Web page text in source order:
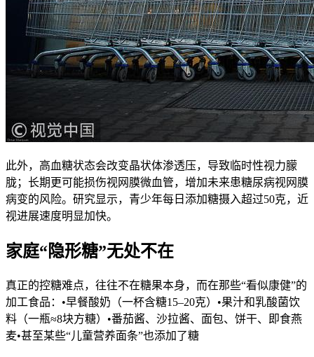
此外，高血糖状态会改变晶状体渗透压，导致临时性视力朦
胧；长期更可能损伤视网膜微血管，增加未来患糖尿病视网膜
病变的风险。研究显示，青少年每日添加糖摄入超过50克，近
视进展速度明显加快。
家庭“隐形糖”无处不在
真正的控糖难点，往往不在糖果本身，而在那些“看似康健”的
加工食品：•早餐酸奶（一杯含糖15–20克）•果汁和乳酸菌饮
料（一瓶≈8块方糖）•番茄酱、沙拉酱、面包、饼干、即食燕
麦•甚至某些“儿童营养面条”也添加了糖